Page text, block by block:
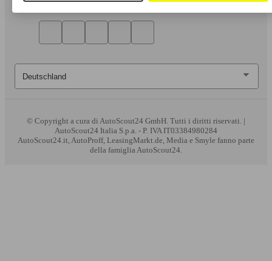
© Copyright a cura di AutoScout24 GmbH. Tutti i diritti riservati. |
AutoScout24 Italia S.p.a. - P. IVA IT03384980284
AutoScout24.it, AutoProff, LeasingMarkt.de, Media e Smyle fanno parte
della famiglia AutoScout24.